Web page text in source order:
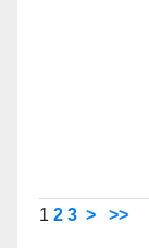
1 2 3 > >>